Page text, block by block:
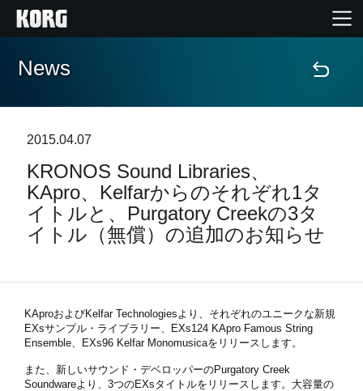
Home
Import Products
Features
Support
Store Locator
News
2015.04.07
KRONOS Sound Libraries、
KApro、Kelfarからのそれぞれ1タ
イトルと、Purgatory Creekの3タ
イトル（無償）の追加のお知らせ
KAproおよびKelfar Technologiesより、それぞれのユニークな新規
EXsサンプル・ライブラリー、EXs124 KApro Famous String
Ensemble、EXs96 Kelfar Monomusicaをリリースします。
また、新しいサウンド・デベロッパーのPurgatory Creek
Soundwareより、3つのEXsタイトルをリリースします。大容量の